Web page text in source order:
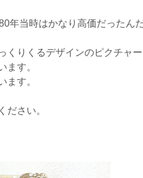
年当時はかなり高価だったん
りくるデザインのピクチャー
ます。
ます。
ださい。